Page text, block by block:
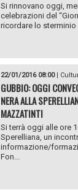
Si rinnovano oggi,
celebrazioni del
ricordare lo
22/01/2016 08:00|
GUBBIO: OGGI
NERA ALLA
MAZZATINTI
Si terrà oggi alle ore
Sperelliana, un
informazione/
Fon...